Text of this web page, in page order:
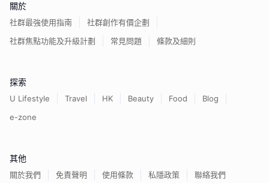
關於
社群最強使用指南
社群創作有價企劃
社群焦點功能及升級計劃
常見問題 條款及細則
探索
U Lifestyle Travel HK Beauty Food
Blog
e-zone
其他
關於我們 免責聲明 使用條款 私隱政策 聯絡我們